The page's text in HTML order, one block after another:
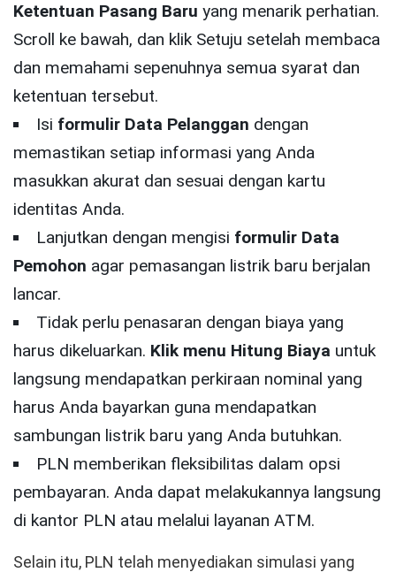
Ketentuan Pasang Baru yang menarik perhatian.
Scroll ke bawah, dan klik Setuju setelah membaca
dan memahami sepenuhnya semua syarat dan
ketentuan tersebut.
Isi formulir Data Pelanggan dengan
memastikan setiap informasi yang Anda
masukkan akurat dan sesuai dengan kartu
identitas Anda.
Lanjutkan dengan mengisi formulir Data
Pemohon agar pemasangan listrik baru berjalan
lancar.
Tidak perlu penasaran dengan biaya yang
harus dikeluarkan. Klik menu Hitung Biaya untuk
langsung mendapatkan perkiraan nominal yang
harus Anda bayarkan guna mendapatkan
sambungan listrik baru yang Anda butuhkan.
PLN memberikan fleksibilitas dalam opsi
pembayaran. Anda dapat melakukannya langsung
di kantor PLN atau melalui layanan ATM.
Selain itu, PLN telah menyediakan simulasi yang